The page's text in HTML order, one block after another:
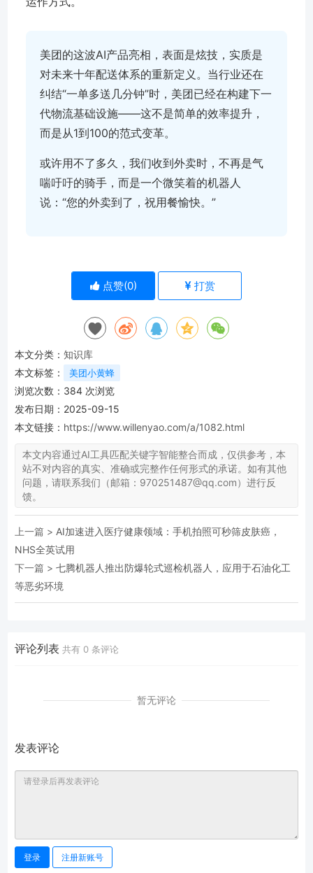
美团的这波AI产品亮相，表面是炫技，实质是
对未来十年配送体系的重新定义。当行业还在
纠结“一单多送几分钟”时，美团已经在构建下一
代物流基础设施——这不是简单的效率提升，
而是从1到100的范式变革。
或许用不了多久，我们收到外卖时，不再是气
喘吁吁的骑手，而是一个微笑着的机器人
说：“您的外卖到了，祝用餐愉快。”
点赞(0) 打赏
本文分类： 知识库
本文标签：
美团小黄蜂
浏览次数： 384 次浏览
发布日期：2025-09-15
本文链接： https://www.willenyao.com/a/1082.html
本文内容通过AI工具匹配关键字智能整合而成，仅供参考，本
站不对内容的真实、准确或完整作任何形式的承诺。如有其他
问题，请联系我们（邮箱：970251487@qq.com）进行反
馈。
上一篇 > AI加速进入医疗健康领域：手机拍照可秒筛皮肤癌，
NHS全英试用
下一篇 > 七腾机器人推出防爆轮式巡检机器人，应用于石油化工
等恶劣环境
评论列表 共有 0 条评论
暂无评论
发表评论
登录 注册新账号